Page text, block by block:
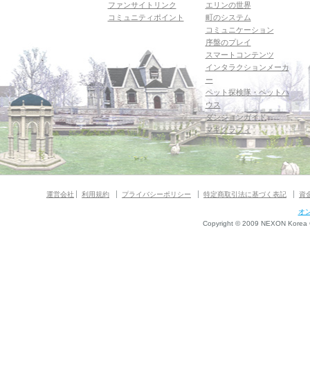
ファンサイトリンク
コミュニティポイント
エリンの世界
町のシステム
コミュニケーション
序盤のプレイ
スマートコンテンツ
インタラクションメーカ
ー
ペット探検隊・ペットハ
ウス
ダンジョンガイド
マギグラフィ
運営会社 利用規約 プライバシーポリシー 特定商取引法に基づく表記 資
オ
Copyright © 2009 NEXON Korea